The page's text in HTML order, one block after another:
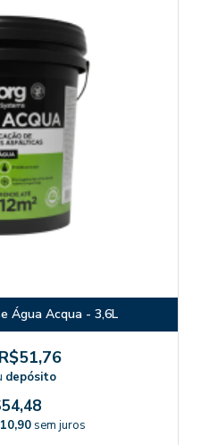
Água Acqua - 3,6L
R$51,76
depósito
sem juros